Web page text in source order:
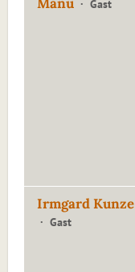
Gast
Irmgard Kunze
Gast